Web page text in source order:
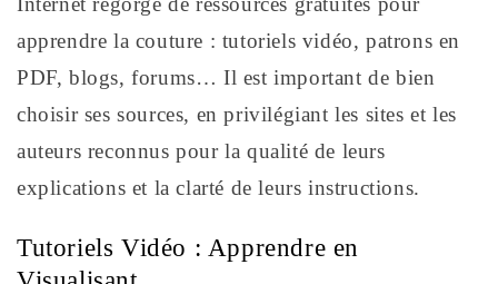
apprendre la couture : tutoriels vidéo, patrons en
PDF, blogs, forums… Il est important de bien
choisir ses sources, en privilégiant les sites et les
auteurs reconnus pour la qualité de leurs
explications et la clarté de leurs instructions.
Tutoriels Vidéo : Apprendre en